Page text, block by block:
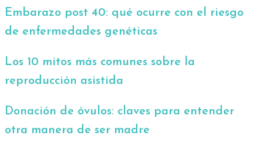
Embarazo post 40: qué ocurre con el riesgo
de enfermedades genéticas
Los 10 mitos más comunes sobre la
reproducción asistida
Donación de óvulos: claves para entender
otra manera de ser madre